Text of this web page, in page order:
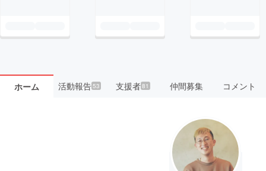
ホーム 活動報告53 支援者81 仲間募集 コメント